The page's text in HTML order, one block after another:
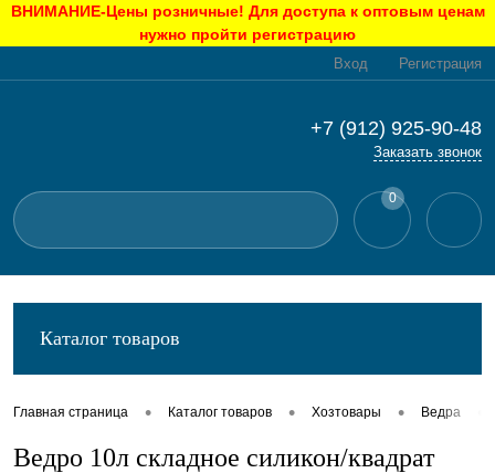
ВНИМАНИЕ-Цены розничные! Для доступа к оптовым ценам
нужно пройти регистрацию
Вход Регистрация
+7 (912) 925-90-48
Заказать звонок
0
Каталог товаров
Главная страница • Каталог товаров • Хозтовары • Ведра
Ведро 10л складное силикон/квадрат